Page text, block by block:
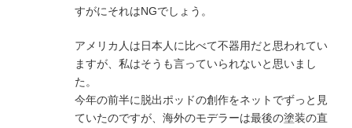
すがにそれはNGでしょう。
アメリカ人は日本人に比べて不器用だと思われてい
ますが、私はそうも言っていられないと思いまし
た。
今年の前半に脱出ポッドの創作をネットでずっと見
ていたのですが、海外のモデラーは最後の塗装の直